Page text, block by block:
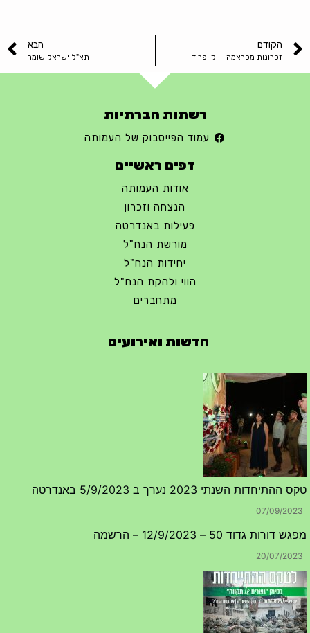
הקודם
זכרונות מכראמה – יקי פריד
הבא
תא"ל ישראל שומר
רשתות חברתיות
עמוד הפייסבוק של העמותה
דפים ראשיים
אודות העמותה
הנצחה וזכרון
פעילות באנדרטה
מורשת הנח"ל
יחידות הנח"ל
הווי ולהקת הנח"ל
מתחברים
חדשות ואירועים
טקס ההתיחדות השנתי 2023 נערך ב 5/9/2023 באנדרטה
07/09/2023
מפגש דורות גדוד 50 – 12/9/2023 – הרשמה
20/07/2023